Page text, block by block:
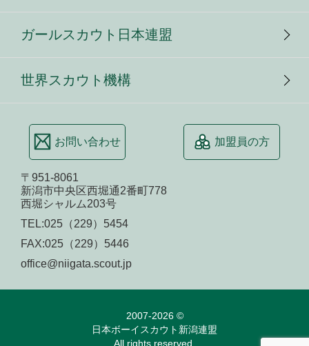
ガールスカウト日本連盟
世界スカウト機構
お問い合わせ 加盟員の方
〒951-8061
新潟市中央区西堀通2番町778
西堀シャルム203号
TEL:025（229）5454
FAX:025（229）5446
office@niigata.scout.jp
2007-2026 ©
日本ボーイスカウト新潟連盟
All rights reserved.